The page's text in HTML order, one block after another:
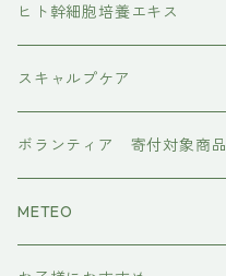
水素トリートメント
プレックスケア
CMCケア
ヘアアイロン
マグネット
ドライヤー
ワンダム
ヒト幹細胞培養エキス
スキャルプケア
ボランティア 寄付対象商品
METEO